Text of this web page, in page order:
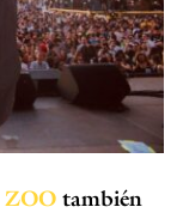
ZOO también